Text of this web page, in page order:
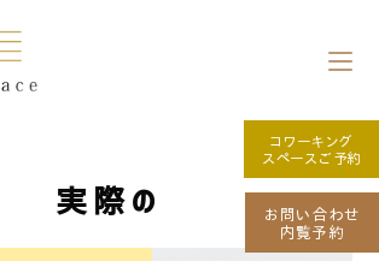
実際の
コワーキング
スペースご予約
お問い合わせ
内覧予約